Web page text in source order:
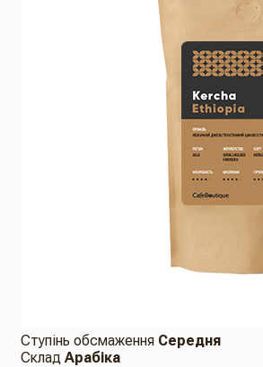
Ступінь обсмаження Середня
Склад Арабіка